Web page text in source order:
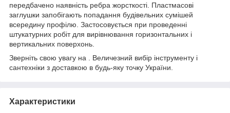
передбачено наявність ребра жорсткості. Пластмасові
заглушки запобігають попадання будівельних сумішей
всередину профілю. Застосовується при проведенні
штукатурних робіт для вирівнювання горизонтальних і
вертикальних поверхонь.
Зверніть свою увагу на . Величезний вибір інструменту і
сантехніки з доставкою в будь-яку точку України.
Характеристики